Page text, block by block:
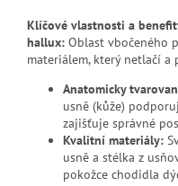
Klíčové vlastnosti a
hallux: Oblast vbočeného
materiálem, který netlačí
Anatomicky
usně (kůže)
zajišťuje správné
Kvalitní materiály:
usně a stélka z
pokožce chodidla